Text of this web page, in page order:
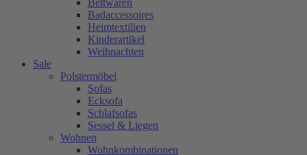
Bettwaren
Badaccessoires
Heimtextilien
Kinderartikel
Weihnachten
Sale
Polstermöbel
Sofas
Ecksofa
Schlafsofas
Sessel & Liegen
Wohnen
Wohnkombinationen